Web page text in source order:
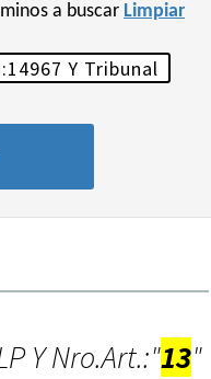
a buscar Limpiar
Y Nro.Art.:"13"